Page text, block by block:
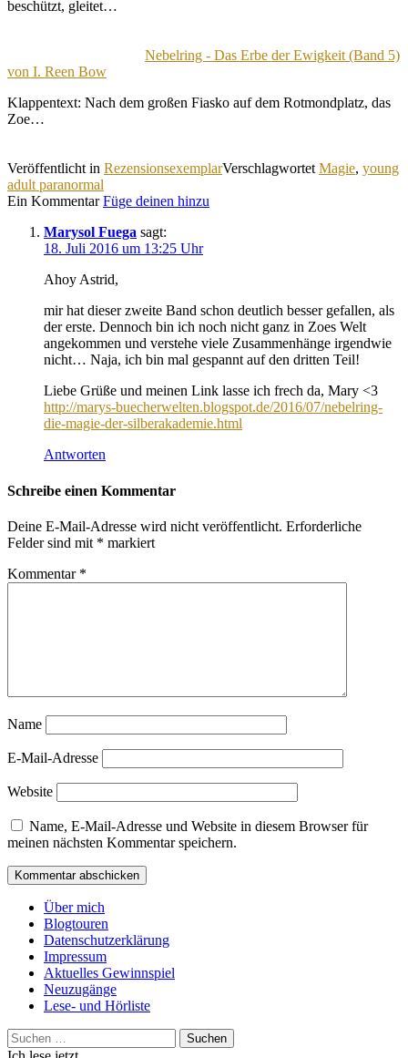
beschützt, gleitet…
Nebelring - Das Erbe der Ewigkeit (Band 5)
von I. Reen Bow
Klappentext: Nach dem großen Fiasko auf dem Rotmondplatz, das
Zoe…
Veröffentlicht in RezensionsexemplarVerschlagwortet Magie, young
adult paranormal
Ein KommentarFüge deinen hinzu
Marysol Fuega sagt:
18. Juli 2016 um 13:25 Uhr
Ahoy Astrid,
mir hat dieser zweite Band schon deutlich besser gefallen, als
der erste. Dennoch bin ich noch nicht ganz in Zoes Welt
angekommen und verstehe viele Zusammenhänge irgendwie
nicht… Naja, ich bin mal gespannt auf den dritten Teil!
Liebe Grüße und meinen Link lasse ich frech da, Mary <3
http://marys-buecherwelten.blogspot.de/2016/07/nebelring-
die-magie-der-silberakademie.html
Antworten
Schreibe einen Kommentar
Deine E-Mail-Adresse wird nicht veröffentlicht. Erforderliche
Felder sind mit * markiert
Kommentar *
Name
E-Mail-Adresse
Website
Name, E-Mail-Adresse und Website in diesem Browser für
meinen nächsten Kommentar speichern.
Über mich
Blogtouren
Datenschutzerklärung
Impressum
Aktuelles Gewinnspiel
Neuzugänge
Lese- und Hörliste
Suchen
nach: